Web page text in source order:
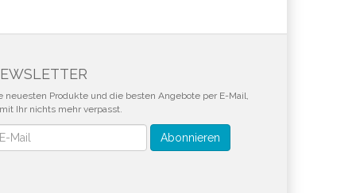
neuesten Produkte und die besten Angebote per E-Mail,
Ihr nichts mehr verpasst.
Abonnieren